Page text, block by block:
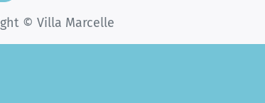
© Villa Marcelle